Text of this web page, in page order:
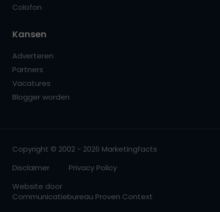
Colofon
Kansen
Adverteren
Partners
Vacatures
Blogger worden
Copyright © 2002 - 2026 Marketingfacts
Disclaimer
Privacy Policy
Website door
Communicatiebureau Proven Context